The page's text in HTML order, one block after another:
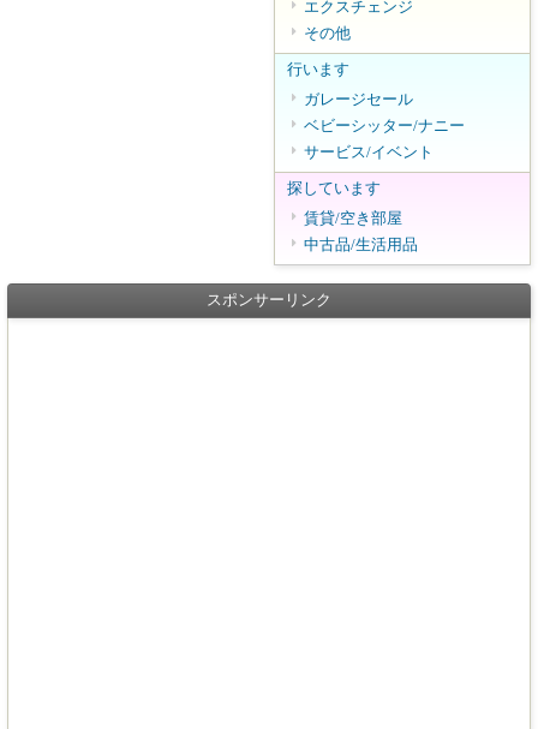
エクスチェンジ
その他
行います
ガレージセール
ベビーシッター/ナニー
サービス/イベント
探しています
賃貸/空き部屋
中古品/生活用品
スポンサーリンク